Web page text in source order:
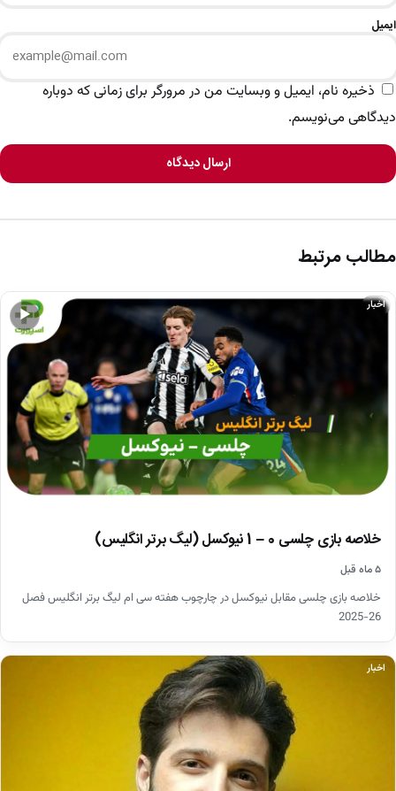
ایمیل
ذخیره نام، ایمیل و وبسایت من در مرورگر برای زمانی که دوباره
دیدگاهی می‌نویسم.
ارسال دیدگاه
مطالب مرتبط
▶
اخبار
خلاصه بازی چلسی 0 – 1 نیوکسل (لیگ برتر انگلیس)
۵ ماه قبل
خلاصه بازی چلسی مقابل نیوکسل در چارچوب هفته سی ام لیگ برتر انگلیس فصل
26-2025
اخبار